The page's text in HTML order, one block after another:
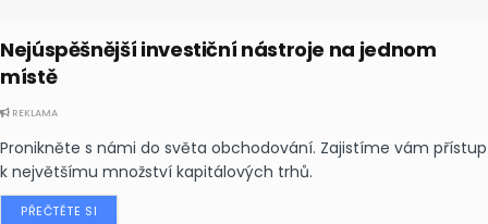
Nejúspěšnější investiční nástroje na jednom
místě
REKLAMA
Pronikněte s námi do světa obchodování. Zajistíme vám přístup
k největšímu množství kapitálových trhů.
PŘEČTĚTE SI